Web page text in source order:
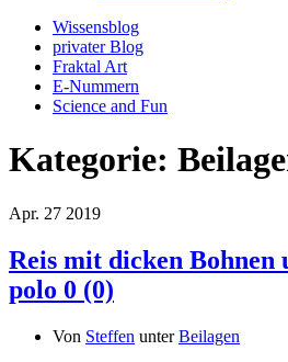
Wissensblog
privater Blog
Fraktal Art
E-Nummern
Science and Fun
Kategorie:
Apr. 27 2019
Reis mit dicken Bohnen
polo 0 (0)
Von Steffen unterBeilagen